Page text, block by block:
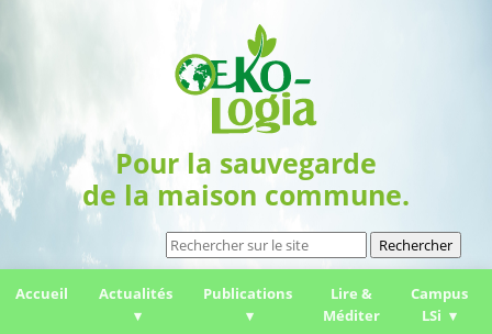
Pour la sauvegarde
de la maison commune.
Rechercher
Accueil Actualités Publications
Lire &
Méditer
Campus
LSi